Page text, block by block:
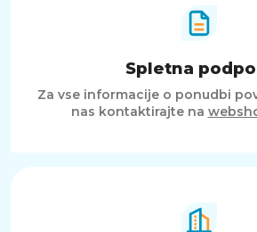
Spletna
Za vse informacije o ponudbi
nas kontaktirajte na